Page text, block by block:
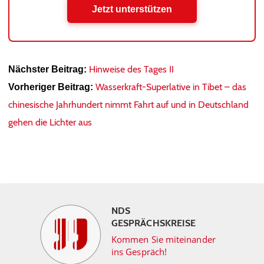
Jetzt unterstützen
Nächster Beitrag: Hinweise des Tages II
Vorheriger Beitrag: Wasserkraft-Superlative in Tibet – das
chinesische Jahrhundert nimmt Fahrt auf und in Deutschland
gehen die Lichter aus
NDS
GESPRÄCHSKREISE
Kommen Sie miteinander
ins Gespräch!